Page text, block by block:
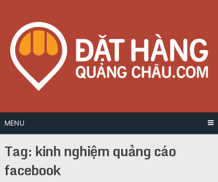
content
MENU
Tag: kinh nghiệm quảng cáo
facebook